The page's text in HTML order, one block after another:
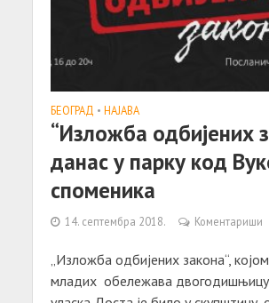
БЕОГРАД • НАЈАВА
“Изложба одбијених
данас у парку код
споменика
14. септембра 2018. Коментариши
„Изложба одбијених закона“,
младих обележава